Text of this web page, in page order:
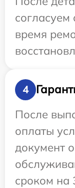
согласуем
время
4
После
оплаты
документ
сроком на